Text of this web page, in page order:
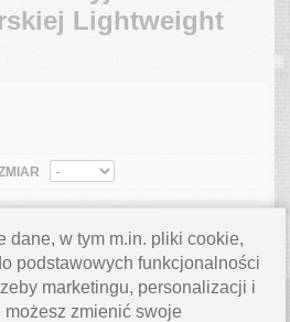
Lightweight
KOSZYKA
WYSYŁKA 24H
dane, w tym m.in. pliki cookie,
podstawowych funkcjonalności
marketingu, personalizacji i
zmienić swoje